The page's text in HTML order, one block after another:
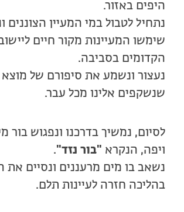
היפים באזור.
נתחיל לטבול במי המעיין הצוננים
שימשו המעיינות מקור חיים
הקדומים בסביבה.
נעצור ונשמע את סיפורם של מוצא
שנשקפים אלינו מכל עבר.
לסיום, נמשיך בדרכנו ונפגוש בור
ויפה, הנקרא "בור נזד".
נשאב בו מים מרעננים ונסיים את
בהליכה חזרה לעיינות תלם.